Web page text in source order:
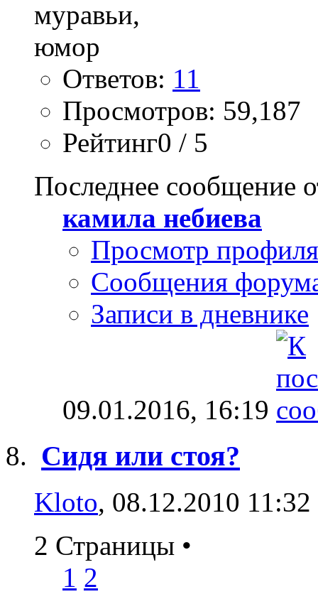
Ответов: 11
Просмотров: 59,187
Рейтинг0 / 5
Последнее сообщение
камила небиева
Просмотр профиля
Сообщения
Записи в дневнике
09.01.2016, 16:19
Сидя или стоя?
Kloto, 08.12.2010 11:32
2 Страницы •
1 2